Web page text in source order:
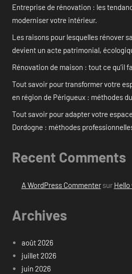
Entreprise de rénovation : les
moderniser votre intérieur.
Les raisons pour lesquelles rénover
devient un acte patrimonial,
Rénovation de maison : tout ce qu’il
Tout savoir pour transformer votre
en région de Périgueux : méthodes
Tout savoir pour adapter votre
Dordogne : méthodes
Recent Comments
A WordPress Commentersur Hello
Archives
août 2026
juillet 2026
juin 2026